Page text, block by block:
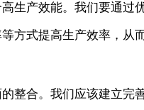
生产效能。我们要通过
方式提高生产效率，从
整合。我们应该建立完